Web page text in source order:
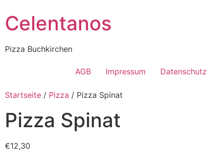
Celentanos
Pizza Buchkirchen
AGB Impressum Datenschutz
Startseite / Pizza / Pizza Spinat
Pizza Spinat
€12,30